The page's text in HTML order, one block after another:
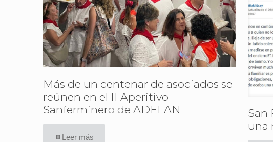
Más de un centenar de asociados se
reúnen en el II Aperitivo
Sanferminero de ADEFAN
Leer más
San
una